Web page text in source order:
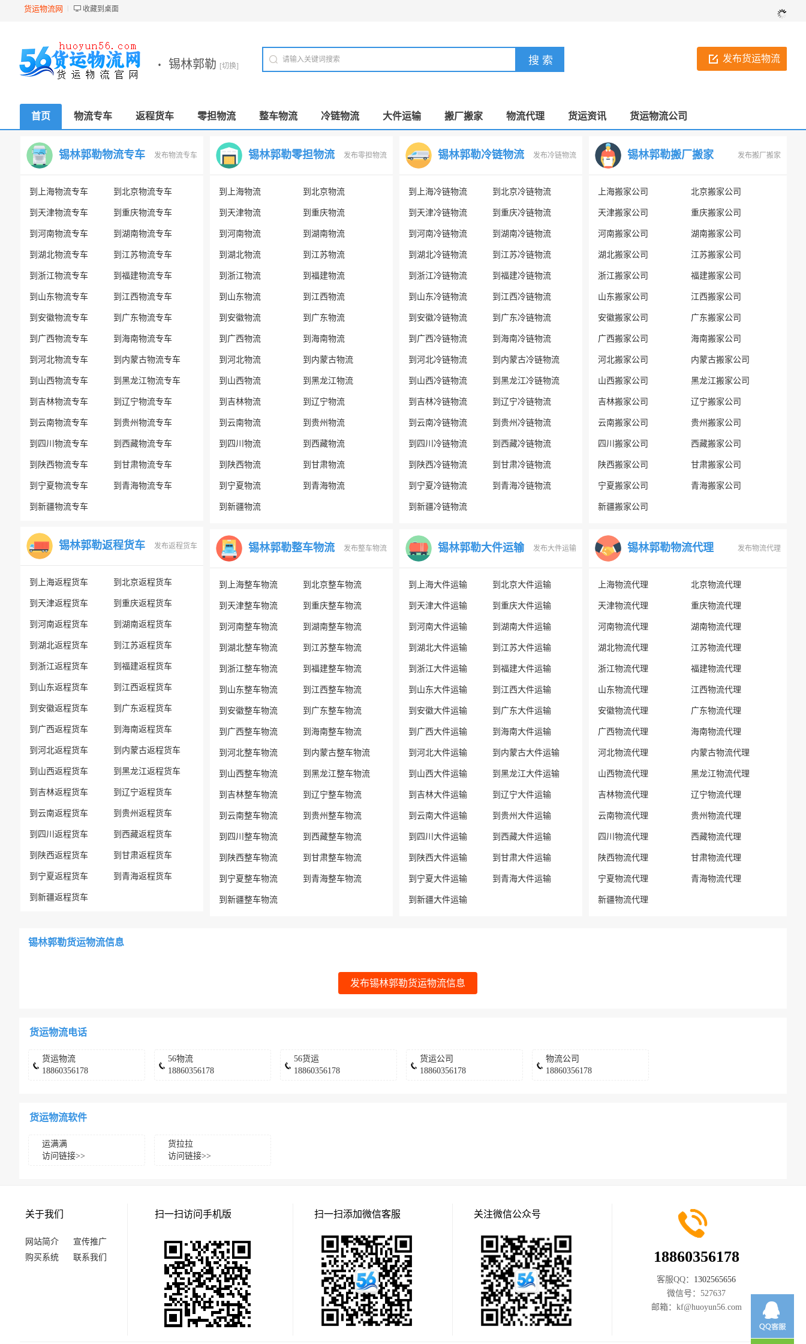
货运物流网 收藏到桌面
发布货运物流
· 锡林郭勒 [切换]
首页 物流专车 返程货车 零担物流 整车物流 冷链物流 大件运输 搬厂搬家 物流代理 货运资讯 货运物流公司
锡林郭勒物流专车 发布物流专车
到上海物流专车 到北京物流专车
到天津物流专车 到重庆物流专车
到河南物流专车 到湖南物流专车
到湖北物流专车 到江苏物流专车
到浙江物流专车 到福建物流专车
到山东物流专车 到江西物流专车
到安徽物流专车 到广东物流专车
到广西物流专车 到海南物流专车
到河北物流专车 到内蒙古物流专车
到山西物流专车 到黑龙江物流专车
到吉林物流专车 到辽宁物流专车
到云南物流专车 到贵州物流专车
到四川物流专车 到西藏物流专车
到陕西物流专车 到甘肃物流专车
到宁夏物流专车 到青海物流专车
到新疆物流专车
锡林郭勒返程货车 发布返程货车
到上海返程货车 到北京返程货车
到天津返程货车 到重庆返程货车
到河南返程货车 到湖南返程货车
到湖北返程货车 到江苏返程货车
到浙江返程货车 到福建返程货车
到山东返程货车 到江西返程货车
到安徽返程货车 到广东返程货车
到广西返程货车 到海南返程货车
到河北返程货车 到内蒙古返程货车
到山西返程货车 到黑龙江返程货车
到吉林返程货车 到辽宁返程货车
到云南返程货车 到贵州返程货车
到四川返程货车 到西藏返程货车
到陕西返程货车 到甘肃返程货车
到宁夏返程货车 到青海返程货车
到新疆返程货车
锡林郭勒零担物流 发布零担物流
到上海物流 到北京物流
到天津物流 到重庆物流
到河南物流 到湖南物流
到湖北物流 到江苏物流
到浙江物流 到福建物流
到山东物流 到江西物流
到安徽物流 到广东物流
到广西物流 到海南物流
到河北物流 到内蒙古物流
到山西物流 到黑龙江物流
到吉林物流 到辽宁物流
到云南物流 到贵州物流
到四川物流 到西藏物流
到陕西物流 到甘肃物流
到宁夏物流 到青海物流
到新疆物流
锡林郭勒整车物流 发布整车物流
到上海整车物流 到北京整车物流
到天津整车物流 到重庆整车物流
到河南整车物流 到湖南整车物流
到湖北整车物流 到江苏整车物流
到浙江整车物流 到福建整车物流
到山东整车物流 到江西整车物流
到安徽整车物流 到广东整车物流
到广西整车物流 到海南整车物流
到河北整车物流 到内蒙古整车物流
到山西整车物流 到黑龙江整车物流
到吉林整车物流 到辽宁整车物流
到云南整车物流 到贵州整车物流
到四川整车物流 到西藏整车物流
到陕西整车物流 到甘肃整车物流
到宁夏整车物流 到青海整车物流
到新疆整车物流
锡林郭勒冷链物流 发布冷链物流
到上海冷链物流 到北京冷链物流
到天津冷链物流 到重庆冷链物流
到河南冷链物流 到湖南冷链物流
到湖北冷链物流 到江苏冷链物流
到浙江冷链物流 到福建冷链物流
到山东冷链物流 到江西冷链物流
到安徽冷链物流 到广东冷链物流
到广西冷链物流 到海南冷链物流
到河北冷链物流 到内蒙古冷链物流
到山西冷链物流 到黑龙江冷链物流
到吉林冷链物流 到辽宁冷链物流
到云南冷链物流 到贵州冷链物流
到四川冷链物流 到西藏冷链物流
到陕西冷链物流 到甘肃冷链物流
到宁夏冷链物流 到青海冷链物流
到新疆冷链物流
锡林郭勒大件运输 发布大件运输
到上海大件运输 到北京大件运输
到天津大件运输 到重庆大件运输
到河南大件运输 到湖南大件运输
到湖北大件运输 到江苏大件运输
到浙江大件运输 到福建大件运输
到山东大件运输 到江西大件运输
到安徽大件运输 到广东大件运输
到广西大件运输 到海南大件运输
到河北大件运输 到内蒙古大件运输
到山西大件运输 到黑龙江大件运输
到吉林大件运输 到辽宁大件运输
到云南大件运输 到贵州大件运输
到四川大件运输 到西藏大件运输
到陕西大件运输 到甘肃大件运输
到宁夏大件运输 到青海大件运输
到新疆大件运输
锡林郭勒搬厂搬家 发布搬厂搬家
上海搬家公司 北京搬家公司
天津搬家公司 重庆搬家公司
河南搬家公司 湖南搬家公司
湖北搬家公司 江苏搬家公司
浙江搬家公司 福建搬家公司
山东搬家公司 江西搬家公司
安徽搬家公司 广东搬家公司
广西搬家公司 海南搬家公司
河北搬家公司 内蒙古搬家公司
山西搬家公司 黑龙江搬家公司
吉林搬家公司 辽宁搬家公司
云南搬家公司 贵州搬家公司
四川搬家公司 西藏搬家公司
陕西搬家公司 甘肃搬家公司
宁夏搬家公司 青海搬家公司
新疆搬家公司
锡林郭勒物流代理 发布物流代理
上海物流代理 北京物流代理
天津物流代理 重庆物流代理
河南物流代理 湖南物流代理
湖北物流代理 江苏物流代理
浙江物流代理 福建物流代理
山东物流代理 江西物流代理
安徽物流代理 广东物流代理
广西物流代理 海南物流代理
河北物流代理 内蒙古物流代理
山西物流代理 黑龙江物流代理
吉林物流代理 辽宁物流代理
云南物流代理 贵州物流代理
四川物流代理 西藏物流代理
陕西物流代理 甘肃物流代理
宁夏物流代理 青海物流代理
新疆物流代理
锡林郭勒货运物流信息
发布锡林郭勒货运物流信息
货运物流电话
货运物流
18860356178
56物流
18860356178
56货运
18860356178
货运公司
18860356178
物流公司
18860356178
货运物流软件
运满满
访问链接>>
货拉拉
访问链接>>
关于我们
网站简介
宣传推广
购买系统
联系我们
扫一扫访问手机版 扫一扫添加微信客服 关注微信公众号
18860356178
客服QQ： 1302565656
微信号： 527637
邮箱： kf@huoyun56.com